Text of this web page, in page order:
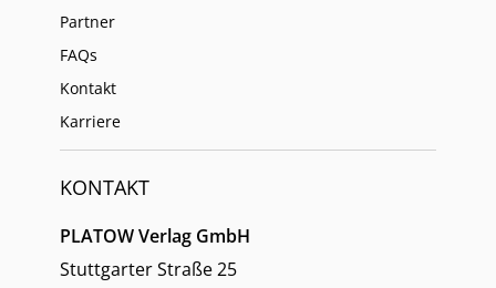
Partner
FAQs
Kontakt
Karriere
KONTAKT
PLATOW Verlag GmbH
Stuttgarter Straße 25